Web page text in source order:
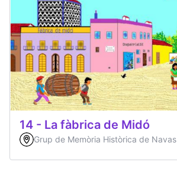
14 - La fàbrica de Midó
Grup de Memòria Històrica de Navas